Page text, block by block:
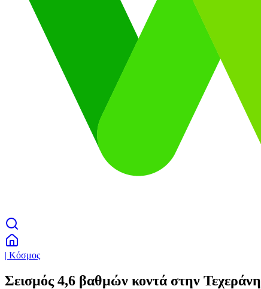
| Κόσμος
Σεισμός 4,6 βαθμών κοντά στην Τεχεράνη